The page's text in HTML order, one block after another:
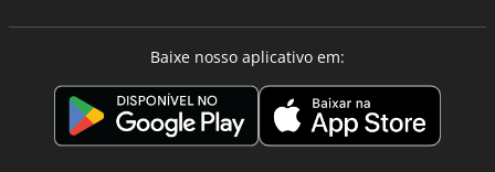
Baixe nosso aplicativo em: